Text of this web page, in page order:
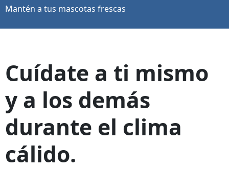
Mantén a tus mascotas frescas
Cuídate a ti mismo
y a los demás
durante el clima
cálido.